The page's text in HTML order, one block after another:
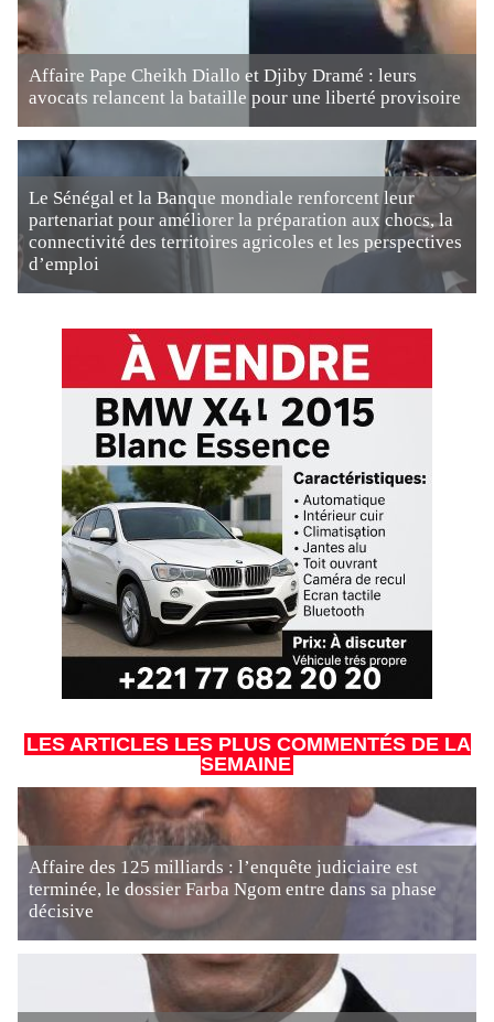
Affaire Pape Cheikh Diallo et Djiby Dramé : leurs
avocats relancent la bataille pour une liberté provisoire
Le Sénégal et la Banque mondiale renforcent leur
partenariat pour améliorer la préparation aux chocs, la
connectivité des territoires agricoles et les perspectives
d’emploi
LES ARTICLES LES PLUS COMMENTÉS DE LA
SEMAINE
Affaire des 125 milliards : l’enquête judiciaire est
terminée, le dossier Farba Ngom entre dans sa phase
décisive